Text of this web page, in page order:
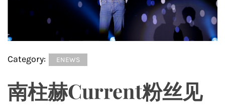
Category: ENEWS
南柱赫Current粉丝见